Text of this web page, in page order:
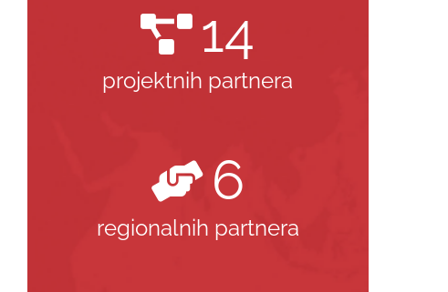
14
projektnih partnera
6
regionalnih partnera